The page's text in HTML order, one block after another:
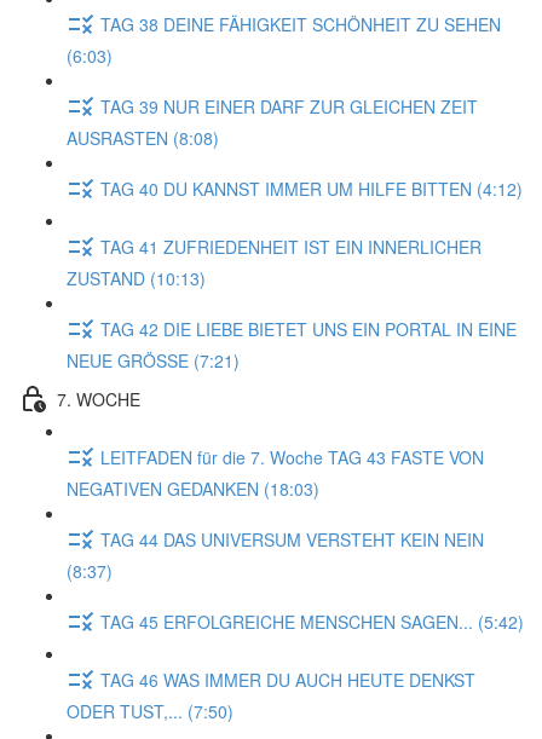
TAG 38 DEINE FÄHIGKEIT SCHÖNHEIT ZU SEHEN
(6:03)
TAG 39 NUR EINER DARF ZUR GLEICHEN ZEIT
AUSRASTEN (8:08)
TAG 40 DU KANNST IMMER UM HILFE BITTEN (4:12)
TAG 41 ZUFRIEDENHEIT IST EIN INNERLICHER
ZUSTAND (10:13)
TAG 42 DIE LIEBE BIETET UNS EIN PORTAL IN EINE
NEUE GRÖSSE (7:21)
7. WOCHE
LEITFADEN für die 7. Woche TAG 43 FASTE VON
NEGATIVEN GEDANKEN (18:03)
TAG 44 DAS UNIVERSUM VERSTEHT KEIN NEIN
(8:37)
TAG 45 ERFOLGREICHE MENSCHEN SAGEN... (5:42)
TAG 46 WAS IMMER DU AUCH HEUTE DENKST
ODER TUST,... (7:50)